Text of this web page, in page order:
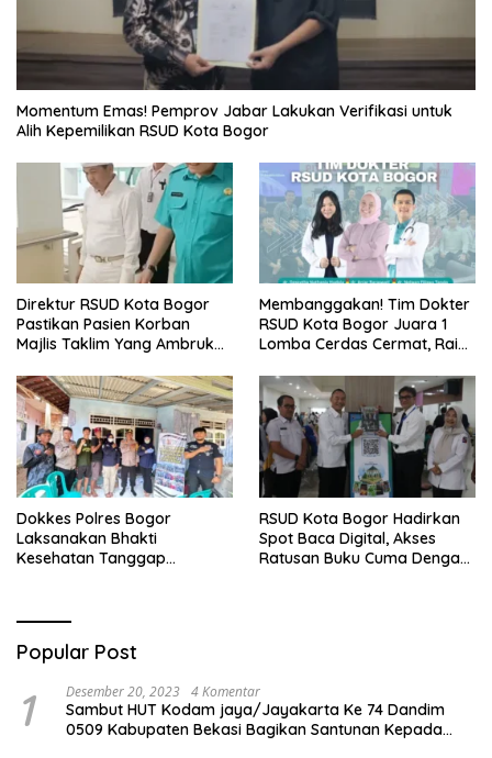
Momentum Emas! Pemprov Jabar Lakukan Verifikasi untuk
Alih Kepemilikan RSUD Kota Bogor
Direktur RSUD Kota Bogor
Pastikan Pasien Korban
Majlis Taklim Yang Ambruk
Perawatan Maksimal
Membanggakan! Tim Dokter
RSUD Kota Bogor Juara 1
Lomba Cerdas Cermat, Raih
Se-Bogor
Dokkes Polres Bogor
Laksanakan Bhakti
Kesehatan Tanggap
RSUD Kota Bogor Hadirkan
Spot Baca Digital, Akses
Ratusan Buku Cuma Dengan
Popular Post
1 Desember 20, 2023 4 Komentar
Sambut HUT Kodam jaya/Jayakarta Ke 74 Dandim
0509 Kabupaten Bekasi Bagikan Santunan Kepada